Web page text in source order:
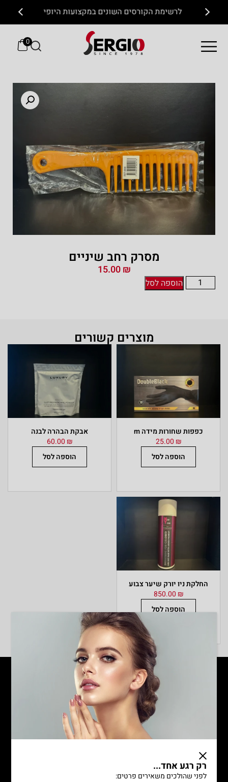
לרשימת הקורסים השונים במקצועות היופי
0
מסרק רחב שיניים
15.00₪
הוספה לסל
מוצרים קשורים
כפפות שחורות מידה m
25.00 ₪
הוספה לסל
אבקת הבהרה לבנה
60.00 ₪
הוספה לסל
החלקת ניו יורק שיער צבוע
850.00 ₪
הוספה לסל
קורסים בשיער
קורס עיצוב שיער
קורס ספרות נשים משרד התמ"ת
קורס ספרות גברים level up
לימודי ספרות גברים וילדים
קורס החלקות שיער
רק רגע אחד...
לפני שהולכים משאירים פרטים: